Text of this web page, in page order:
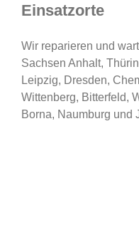
Einsatzorte
Wir reparieren und
Sachsen Anhalt,
Leipzig, Dresden,
Wittenberg, Bitterfeld,
Borna, Naumburg und